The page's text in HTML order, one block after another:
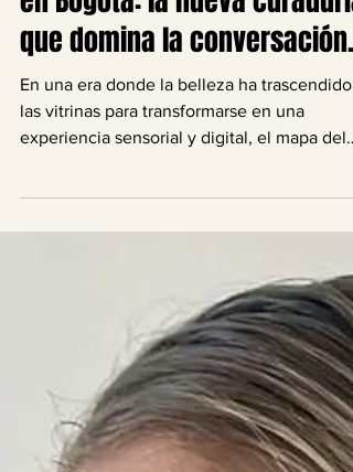
El nuevo templo del ‘skincare’
en Bogotá: la nueva curaduría
que domina la conversación.
En una era donde la belleza ha trascendido
experiencia sensorial y digital, el mapa del
nuevas generaciones, consolida su
con la apertura de su tienda número 30,
ubicada estratégicamente en la Zona T de
Bogotá. Este nuevo punto de encuentro no
es solo una expansión; es una declaración
intenciones en uno de los núcleos más
vibrantes de la mod